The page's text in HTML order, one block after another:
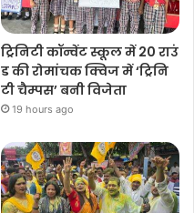
ट्रिनिटी कॉन्वेंट स्कूल में 20 राउं
ड की रोमांचक क्विज में ‘ट्रिनि
टी चैम्पस’ बनी विजेता
19 hours ago